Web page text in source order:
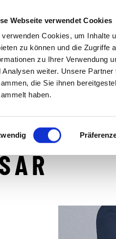
Webseite verwendet Cookies
verwenden Cookies, um Inhalte
zu können und die Zugriffe
zu Ihrer Verwendung
Analysen weiter. Unsere
die Sie ihnen
haben.
LEISTUNGEN